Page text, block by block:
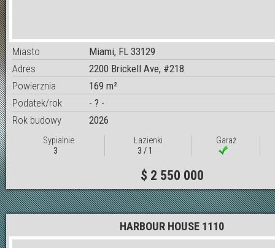
Miasto
Miami, FL 33129
Adres
2200 Brickell Ave, #218
Powierznia
169 m²
Podatek/rok
- ? -
Rok budowy
2026
Sypialnie
3
Łazienki
3 / 1
Garaż
$ 2 550 000
HARBOUR HOUSE 1110